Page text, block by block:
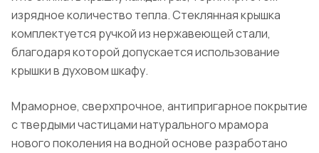
изрядное количество тепла. Стеклянная крышка
комплектуется ручкой из нержавеющей стали,
благодаря которой допускается использование
крышки в духовом шкафу.
Мраморное, сверхпрочное, антипригарное покрытие
с твердыми частицами натурального мрамора
нового поколения на водной основе разработано